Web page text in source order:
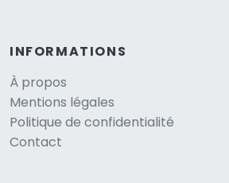
INFORMATIONS
À propos
Mentions légales
Politique de confidentialité
Contact